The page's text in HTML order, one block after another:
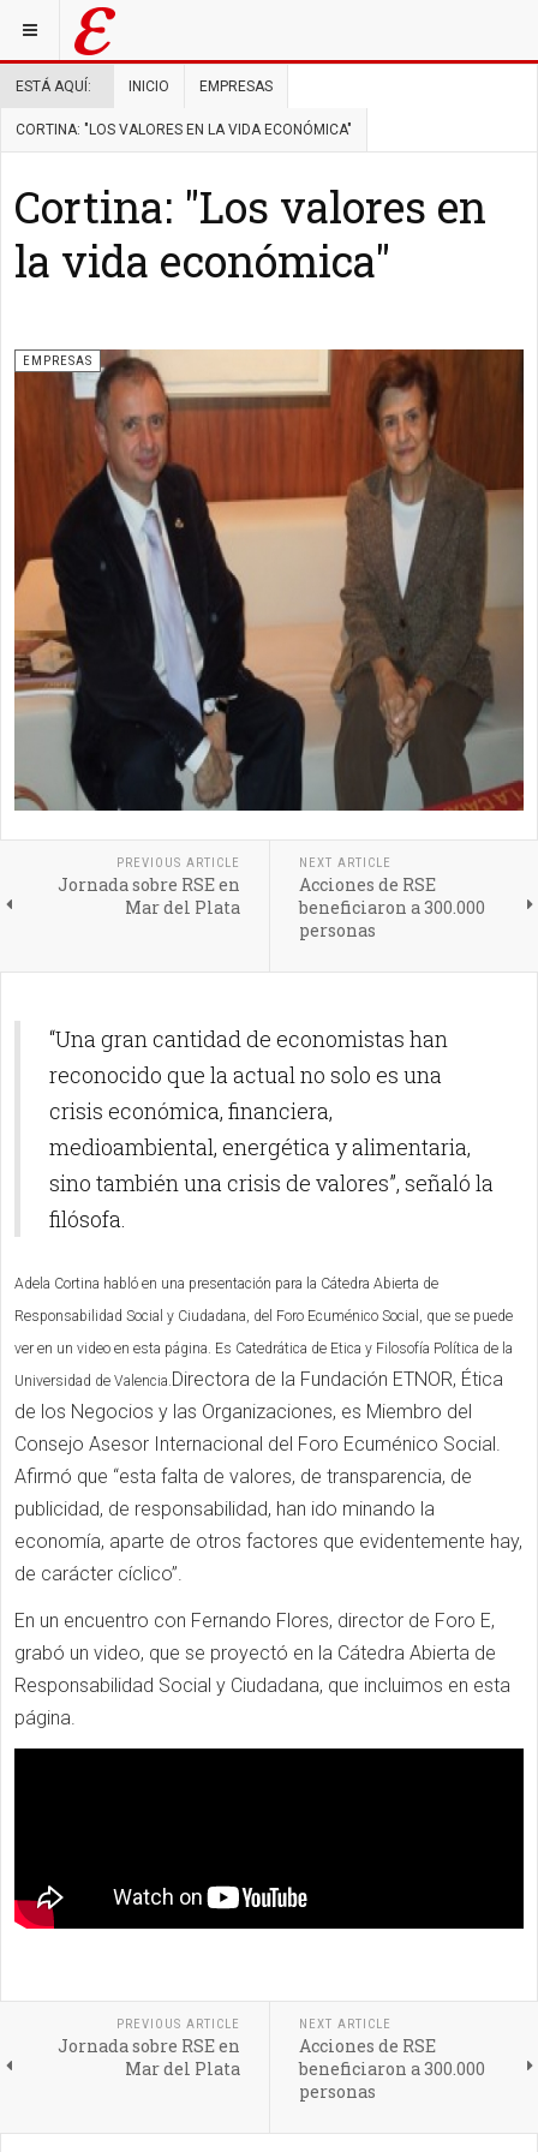
ESTÁ AQUÍ: INICIO EMPRESAS
CORTINA: "LOS VALORES EN LA VIDA ECONÓMICA"
Cortina: "Los valores en
la vida económica"
EMPRESAS
PREVIOUS ARTICLE
Jornada sobre RSE en
Mar del Plata
NEXT ARTICLE
Acciones de RSE
beneficiaron a 300.000
personas
“Una gran cantidad de economistas han
reconocido que la actual no solo es una
crisis económica, financiera,
medioambiental, energética y alimentaria,
sino también una crisis de valores”, señaló la
filósofa.
Adela Cortina habló en una presentación para la Cátedra Abierta de
Responsabilidad Social y Ciudadana, del Foro Ecuménico Social, que se puede
ver en un video en esta página. Es Catedrática de Etica y Filosofía Política de la
Universidad de Valencia.Directora de la Fundación ETNOR, Ética
de los Negocios y las Organizaciones, es Miembro del
Consejo Asesor Internacional del Foro Ecuménico Social.
Afirmó que “esta falta de valores, de transparencia, de
publicidad, de responsabilidad, han ido minando la
economía, aparte de otros factores que evidentemente hay,
de carácter cíclico”.
En un encuentro con Fernando Flores, director de Foro E,
grabó un video, que se proyectó en la Cátedra Abierta de
Responsabilidad Social y Ciudadana, que incluimos en esta
página.
PREVIOUS ARTICLE
Jornada sobre RSE en
Mar del Plata
NEXT ARTICLE
Acciones de RSE
beneficiaron a 300.000
personas